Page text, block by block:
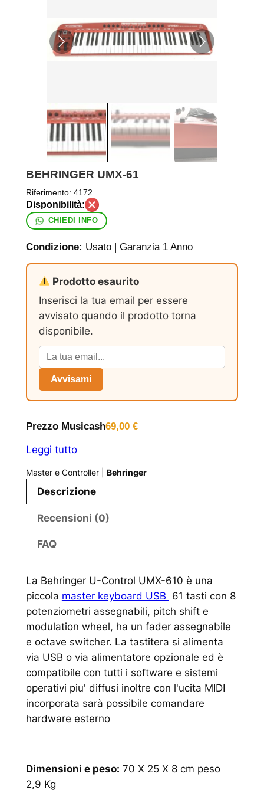
BEHRINGER UMX-61
Riferimento: 4172
CHIEDI INFO
Condizione: Usato | Garanzia 1 Anno
Prodotto esaurito
Inserisci la tua email per essere
avvisato quando il prodotto torna
disponibile.
Avvisami
Prezzo Musicash69,00 €
Leggi tutto
Master e Controller| Behringer
Descrizione
Recensioni (0)
FAQ
La Behringer U-Control UMX-610 è una
piccola master keyboard USB 61 tasti con 8
potenziometri assegnabili, pitch shift e
modulation wheel, ha un fader assegnabile
e octave switcher. La tastitera si alimenta
via USB o via alimentatore opzionale ed è
compatibile con tutti i software e sistemi
operativi piu' diffusi inoltre con l'ucita MIDI
incorporata sarà possibile comandare
hardware esterno
Dimensioni e peso: 70 X 25 X 8 cm peso
2,9 Kg